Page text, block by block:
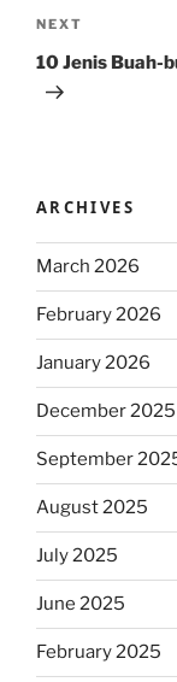
Next
Post
NEXT
10 Jenis Buah-
ARCHIVES
March 2026
February 2026
January 2026
December 2025
September
August 2025
July 2025
June 2025
February 2025